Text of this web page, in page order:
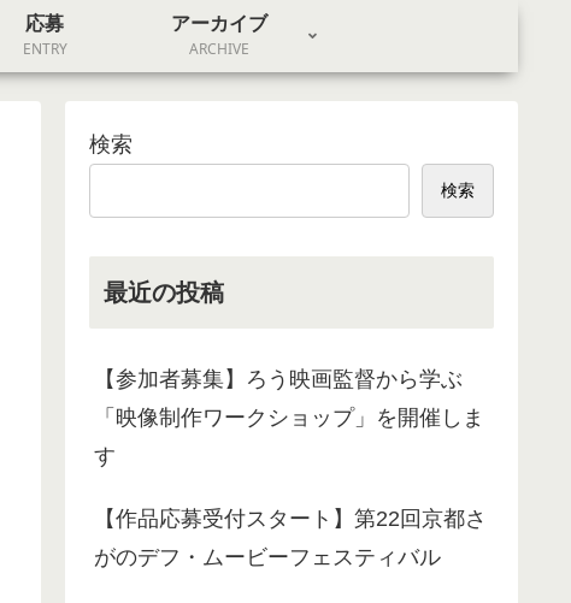
応募
ENTRY
アーカイブ
ARCHIVE
検索
検索
最近の投稿
【参加者募集】ろう映画監督から学ぶ
「映像制作ワークショップ」を開催しま
す
【作品応募受付スタート】第22回京都さ
がのデフ・ムービーフェスティバル